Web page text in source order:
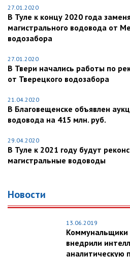
27.01.2020
В Туле к концу 2020 года
магистрального водовода от
водозабора
27.01.2020
В Твери начались работы по
от Тверецкого водозабора
21.04.2020
В Благовещенске объявлен
водовода на 415 млн. руб.
29.04.2020
В Туле к 2021 году будут
магистральные водоводы
Новости
13.06.2019
Коммунальщики
внедрили
аналитическую